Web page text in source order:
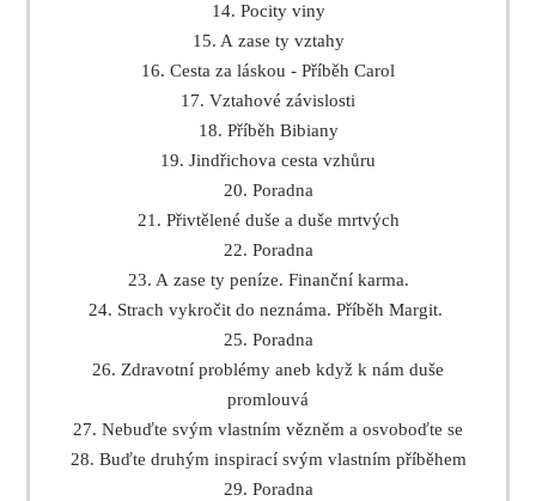
14. Pocity viny
15. A zase ty vztahy
16. Cesta za láskou - Příběh Carol
17. Vztahové závislosti
18. Příběh Bibiany
19. Jindřichova cesta vzhůru
20. Poradna
21. Přivtělené duše a duše mrtvých
22. Poradna
23. A zase ty peníze. Finanční karma.
24. Strach vykročit do neznáma. Příběh Margit.
25. Poradna
26. Zdravotní problémy aneb když k nám duše
promlouvá
27. Nebuďte svým vlastním vězněm a osvoboďte se
28. Buďte druhým inspirací svým vlastním příběhem
29. Poradna